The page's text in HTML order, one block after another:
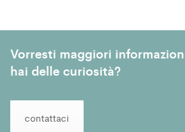
Vorresti maggiori
hai delle curiosità?
contattaci